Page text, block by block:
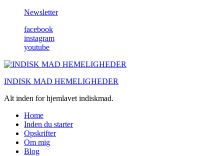
Newsletter
facebook
instagram
youtube
INDISK MAD HEMELIGHEDER
Alt inden for hjemlavet indiskmad.
Home
Inden du starter
Opskrifter
Om mig
Blog